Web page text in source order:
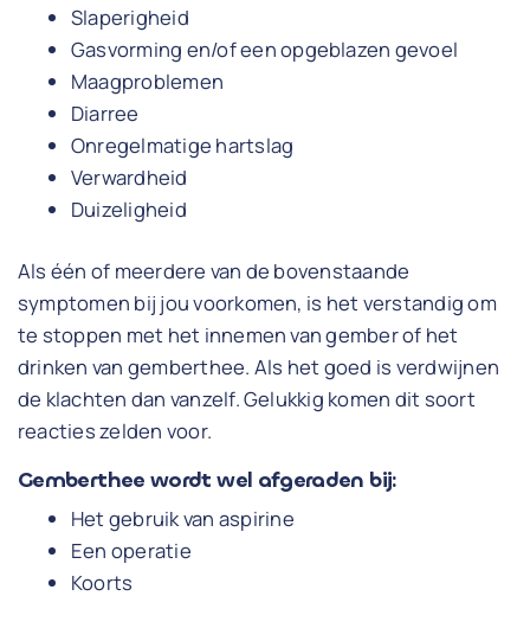
Slaperigheid
Gasvorming en/of een opgeblazen gevoel
Maagproblemen
Diarree
Onregelmatige hartslag
Verwardheid
Duizeligheid
Als één of meerdere van de bovenstaande
symptomen bij jou voorkomen, is het verstandig om
te stoppen met het innemen van gember of het
drinken van gemberthee. Als het goed is verdwijnen
de klachten dan vanzelf. Gelukkig komen dit soort
reacties zelden voor.
Gemberthee wordt wel afgeraden bij:
Het gebruik van aspirine
Een operatie
Koorts